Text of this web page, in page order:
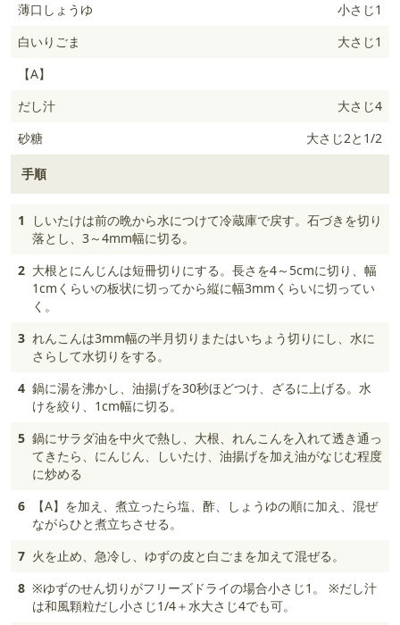
薄口しょうゆ
小さじ1
白いりごま
大さじ1
【A】
だし汁
大さじ4
砂糖
大さじ2と1/2
手順
1
しいたけは前の晩から水につけて冷蔵庫で戻す。石づきを切り
落とし、3～4mm幅に切る。
2 大根とにんじんは短冊切りにする。長さを4～5cmに切り、幅
1cmくらいの板状に切ってから縦に幅3mmくらいに切ってい
く。
3 れんこんは3mm幅の半月切りまたはいちょう切りにし、水に
さらして水切りをする。
4 鍋に湯を沸かし、油揚げを30秒ほどつけ、ざるに上げる。水
けを絞り、1cm幅に切る。
5 鍋にサラダ油を中火で熱し、大根、れんこんを入れて透き通っ
てきたら、にんじん、しいたけ、油揚げを加え油がなじむ程度
に炒める
6
【A】を加え、煮立ったら塩、酢、しょうゆの順に加え、混ぜ
ながらひと煮立ちさせる。
7 火を止め、急冷し、ゆずの皮と白ごまを加えて混ぜる。
8 ※ゆずのせん切りがフリーズドライの場合小さじ1。 ※だし汁
は和風顆粒だし小さじ1/4＋水大さじ4でも可。